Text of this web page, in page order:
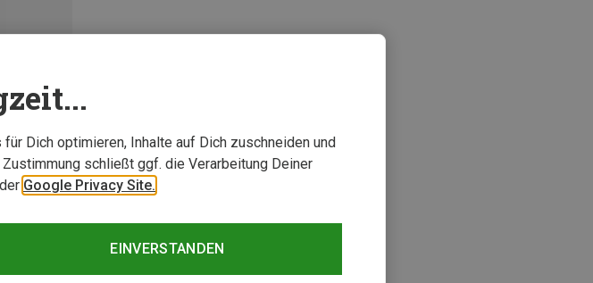
Dich optimieren, Inhalte auf Dich zuschneiden und
schließt ggf. die Verarbeitung Deiner
Google Privacy Site.
EINVERSTANDEN